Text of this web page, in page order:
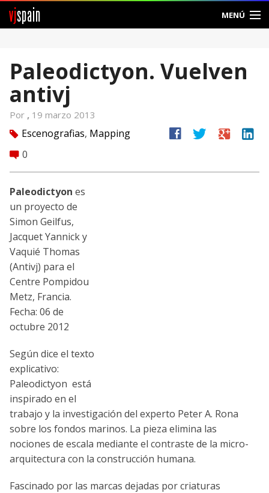
vjspain MENÚ
Foros
Noticias
Vjspain
Ayuda
Contacto
Entrar
Crear Cuenta
Paleodictyon. Vuelven
antivj
Por , 19 marzo 2013
tag Escenografias, Mapping
comment 0
facebook twitter google linkedin
Paleodictyon es
un proyecto de
Simon Geilfus,
Jacquet Yannick y
Vaquié Thomas
(Antivj) para el
Centre Pompidou
Metz, Francia.
Fecha: 06 de
octubre 2012
Según dice el texto
explicativo:
Paleodictyon está
inspirado en el
trabajo y la investigación del experto Peter A. Rona
sobre los fondos marinos. La pieza elimina las
nociones de escala mediante el contraste de la micro-
arquitectura con la construcción humana.
Fascinado por las marcas dejadas por criaturas